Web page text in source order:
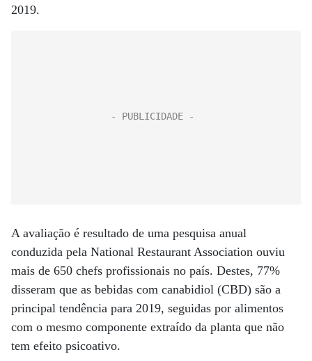
2019.
A avaliação é resultado de uma pesquisa anual
conduzida pela National Restaurant Association ouviu
mais de 650 chefs profissionais no país. Destes, 77%
disseram que as bebidas com canabidiol (CBD) são a
principal tendência para 2019, seguidas por alimentos
com o mesmo componente extraído da planta que não
tem efeito psicoativo.